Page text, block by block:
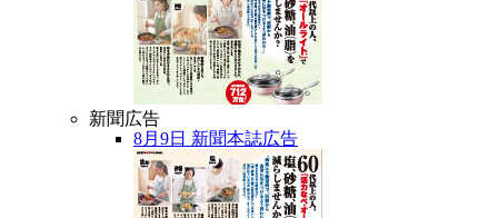
新聞広告
8月9日 新聞本誌広告